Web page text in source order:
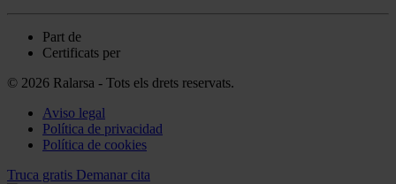
Part de
Certificats per
© 2026 Ralarsa - Tots els drets reservats.
Aviso legal
Política de privacidad
Política de cookies
Truca gratis Demanar cita